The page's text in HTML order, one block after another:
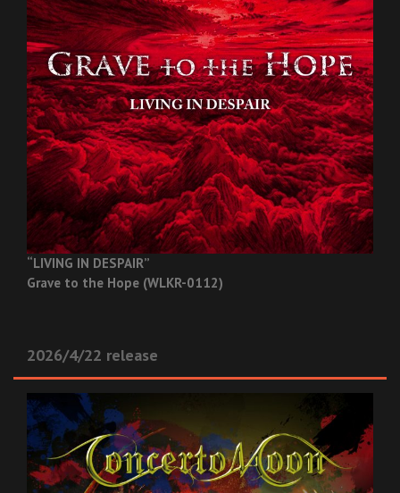
“LIVING IN DESPAIR”
Grave to the Hope (WLKR-0112)
2026/4/22 release